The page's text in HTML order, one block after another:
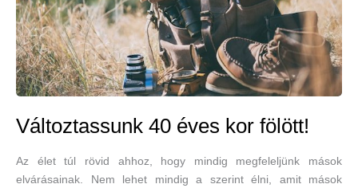
Változtassunk 40 éves kor fölött!
Az élet túl rövid ahhoz, hogy mindig megfeleljünk mások
elvárásainak. Nem lehet mindig a szerint élni, amit mások